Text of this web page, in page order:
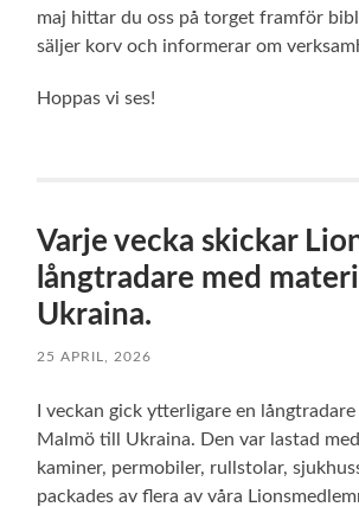
maj hittar du oss på torget framför
säljer korv och informerar om
Hoppas vi ses!
Varje vecka skickar
långtradare med
Ukraina.
25 APRIL, 2026
I veckan gick ytterligare en
Malmö till Ukraina. Den var lastad
kaminer, permobiler, rullstolar,
packades av flera av våra